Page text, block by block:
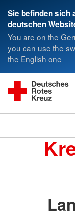
Sie befinden sich
deutschen
You are on the
you can use the
the English one